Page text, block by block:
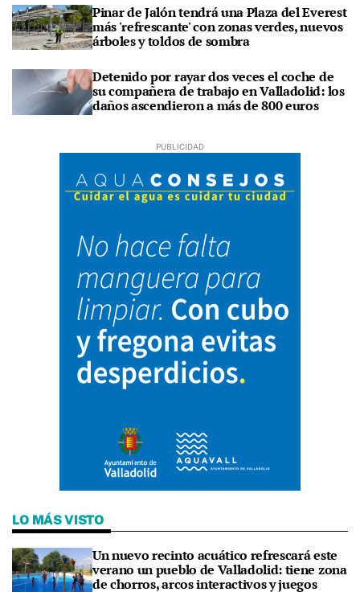
Pinar de Jalón tendrá una Plaza del Everest
más 'refrescante' con zonas verdes, nuevos
árboles y toldos de sombra
Detenido por rayar dos veces el coche de
su compañera de trabajo en Valladolid: los
daños ascendieron a más de 800 euros
LO MÁS VISTO
Un nuevo recinto acuático refrescará este
verano un pueblo de Valladolid: tiene zona
de chorros, arcos interactivos y juegos